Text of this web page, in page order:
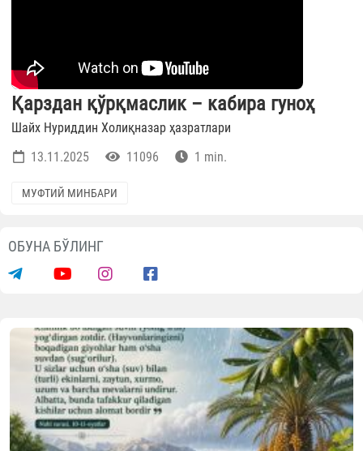
Қарздан қўрқмаслик – кабира гуноҳ
Шайх Нуриддин Холиқназар ҳазратлари
13.11.2025
11096 1 min.
МУФТИЙ МИНБАРИ
ОБУНА БЎЛИНГ